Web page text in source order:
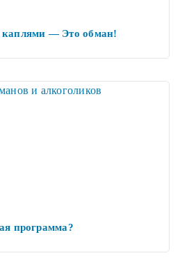
каплями — Это обман!
программа?